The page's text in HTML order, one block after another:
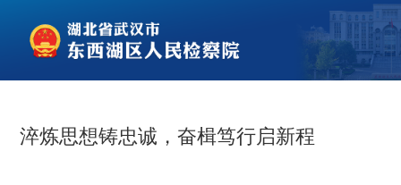
淬炼思想铸忠诚，奋楫笃行启新程